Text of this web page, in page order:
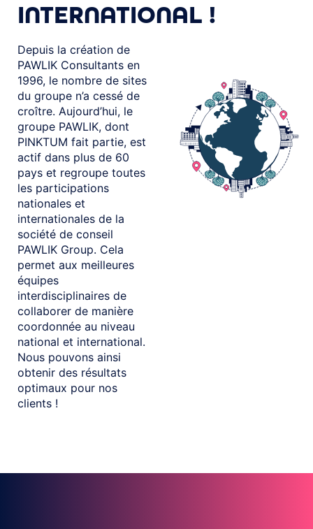
INTERNATIONAL !
Depuis la création de
PAWLIK Consultants en
1996, le nombre de sites
du groupe n’a cessé de
croître. Aujourd’hui, le
groupe PAWLIK, dont
PINKTUM fait partie, est
actif dans plus de 60
pays et regroupe toutes
les participations
nationales et
internationales de la
société de conseil
PAWLIK Group. Cela
permet aux meilleures
équipes
interdisciplinaires de
collaborer de manière
coordonnée au niveau
national et international.
Nous pouvons ainsi
obtenir des résultats
optimaux pour nos
clients !